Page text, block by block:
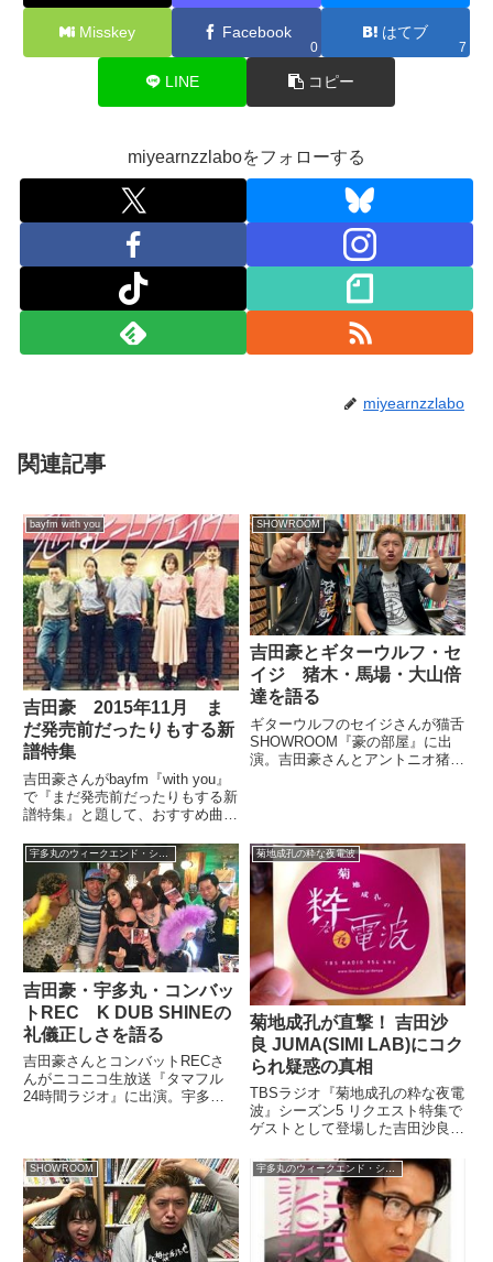
Misskey Facebook
0
はてブ
7
LINE コピー
miyearnzzlaboをフォローする
miyearnzzlabo
関連記事
bayfm with you
吉田豪 2015年11月 ま
だ発売前だったりもする新
譜特集
吉田豪さんがbayfm『with you』
で『まだ発売前だったりもする新
譜特集』と題して、おすすめ曲を
ともこ）今日はどんな特集なのん
ですか？（吉田豪）えー、まだ発
売前だったりもする新譜特集。
（松本ともこ）ますま...
SHOWROOM
吉田豪とギターウルフ・セ
イジ 猪木・馬場・大山倍
達を語る
ギターウルフのセイジさんが猫舌
SHOWROOM『豪の部屋』に出
演。吉田豪さんとアントニオ猪
ーナー?「豪の部屋」?昨...
吉田豪・宇多丸・コンバッ
トREC K DUB SHINEの
礼儀正しさを語る
吉田豪さんとコンバットRECさ
んがニコニコ生放送『タマフル
24時間ラジオ』に出演。宇多丸
AbemaTV「ライムスター宇多丸
の水曜The NIGHT」...
菊地成孔の粋な夜電波
菊地成孔が直撃！ 吉田沙
良 JUMA(SIMI LAB)にコク
られ疑惑の真相
TBSラジオ『菊地成孔の粋な夜電
波』シーズン5 リクエスト特集で
ゲストとして登場した吉田沙良さ
上げでSIMI LABのJUMAにコク
られたのでは？という疑惑を解明
しました。（菊地成孔）いま、私
の目の前には1位を...
SHOWROOM